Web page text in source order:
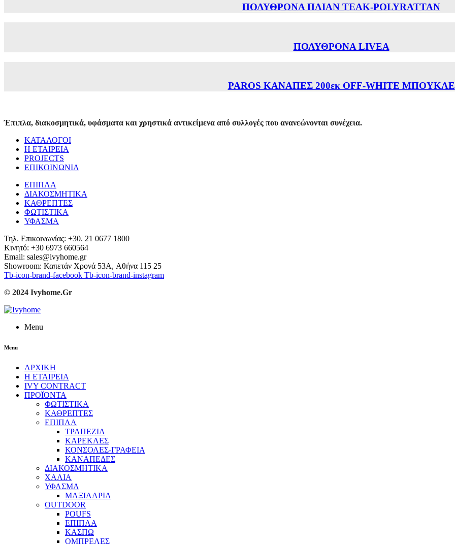
ΠΟΛΥΘΡΟΝΑ ΠΛΙΑΝ TEAK-POLYRATTAN
ΠΟΛΥΘΡΟΝΑ LIVEA
PAROS ΚΑΝΑΠΕΣ 200εκ OFF-WHITE ΜΠΟΥΚΛΕ
Έπιπλα, διακοσμητικά, υφάσματα και χρηστικά αντικείμενα από συλλογές που ανανεώνονται συνέχεια.
ΚΑΤΑΛΟΓΟΙ
Η ΕΤΑΙΡΕΙΑ
PROJECTS
ΕΠΙΚΟΙΝΩΝΙΑ
ΕΠΙΠΛΑ
ΔΙΑΚΟΣΜΗΤΙΚΑ
ΚΑΘΡΕΠΤΕΣ
ΦΩΤΙΣΤΙΚΑ
ΥΦΑΣΜΑ
Τηλ. Επικοινωνίας: +30. 21 0677 1800
Κινητό: +30 6973 660564
Email: sales@ivyhome.gr
Showroom: Καπετάν Χρονά 53A, Αθήνα 115 25
Tb-icon-brand-facebook Tb-icon-brand-instagram
© 2024 Ivyhome.Gr
Menu
Menu
ΑΡΧΙΚΗ
Η ΕΤΑΙΡΕΙΑ
IVY CONTRACT
ΠΡΟΪΟΝΤΑ
ΦΩΤΙΣΤΙΚΑ
ΚΑΘΡΕΠΤΕΣ
ΕΠΙΠΛΑ
ΤΡΑΠΕΖΙΑ
ΚΑΡΕΚΛΕΣ
ΚΟΝΣΟΛΕΣ-ΓΡΑΦΕΙΑ
ΚΑΝΑΠΕΔΕΣ
ΔΙΑΚΟΣΜΗΤΙΚΑ
ΧΑΛΙΑ
ΥΦΑΣΜΑ
ΜΑΞΙΛΑΡΙΑ
OUTDOOR
POUFS
ΕΠΙΠΛΑ
ΚΑΣΠΩ
ΟΜΠΡΕΛΕΣ